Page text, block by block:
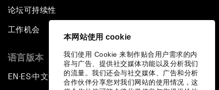
本网站使用 cookie
我们使用 Cookie 来制作贴合用户需求的内
容与广告、提供社交媒体功能以及分析我们
的流量。我们还会与社交媒体、广告和分析
合作伙伴分享您对我们网站的使用情况，这
论坛可持续性
工作机会
语言版本
EN ▪ES▪中文▪ 日本語